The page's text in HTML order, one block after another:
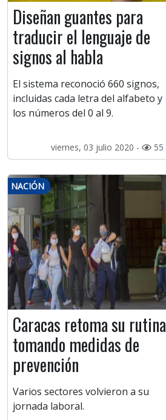
Diseñan guantes para
traducir el lenguaje de
signos al habla
El sistema reconoció 660 signos,
incluidas cada letra del alfabeto y
los números del 0 al 9.
viernes, 03 julio 2020 - 55
NACIÓN
Caracas retoma su rutina
tomando medidas de
prevención
Varios sectores volvieron a su
jornada laboral.